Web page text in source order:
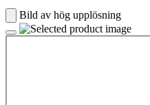
Bild av hög upplösning